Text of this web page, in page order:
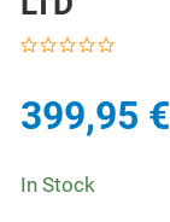
399,95 €
In Stock